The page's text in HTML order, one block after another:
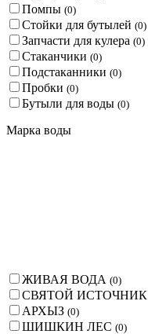
Помпы (0)
Стойки для бутылей (0)
Запчасти для кулера (0)
Стаканчики (0)
Подстаканники (0)
Пробки (0)
Бутыли для воды (0)
Марка воды
ЖИВАЯ ВОДА (0)
СВЯТОЙ ИСТОЧНИК
АРХЫЗ (0)
ШИШКИН ЛЕС (0)